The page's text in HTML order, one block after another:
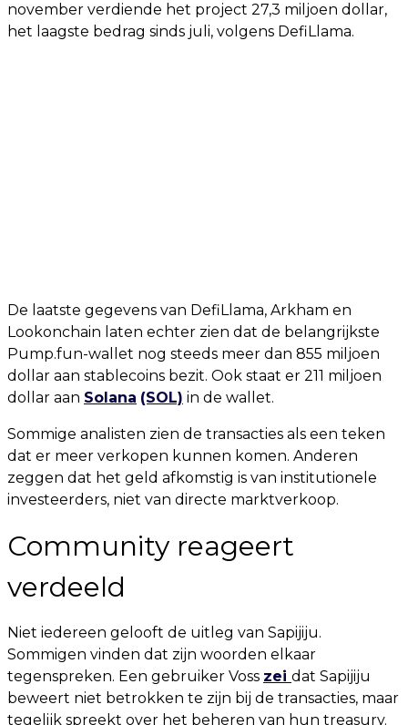
november verdiende het project 27,3 miljoen dollar,
het laagste bedrag sinds juli, volgens DefiLlama.
De laatste gegevens van DefiLlama, Arkham en
Lookonchain laten echter zien dat de belangrijkste
Pump.fun-wallet nog steeds meer dan 855 miljoen
dollar aan stablecoins bezit. Ook staat er 211 miljoen
dollar aan Solana (SOL) in de wallet.
Sommige analisten zien de transacties als een teken
dat er meer verkopen kunnen komen. Anderen
zeggen dat het geld afkomstig is van institutionele
investeerders, niet van directe marktverkoop.
Community reageert
verdeeld
Niet iedereen gelooft de uitleg van Sapijiju.
Sommigen vinden dat zijn woorden elkaar
tegenspreken. Een gebruiker Voss zei dat Sapijiju
beweert niet betrokken te zijn bij de transacties, maar
tegelijk spreekt over het beheren van hun treasury.